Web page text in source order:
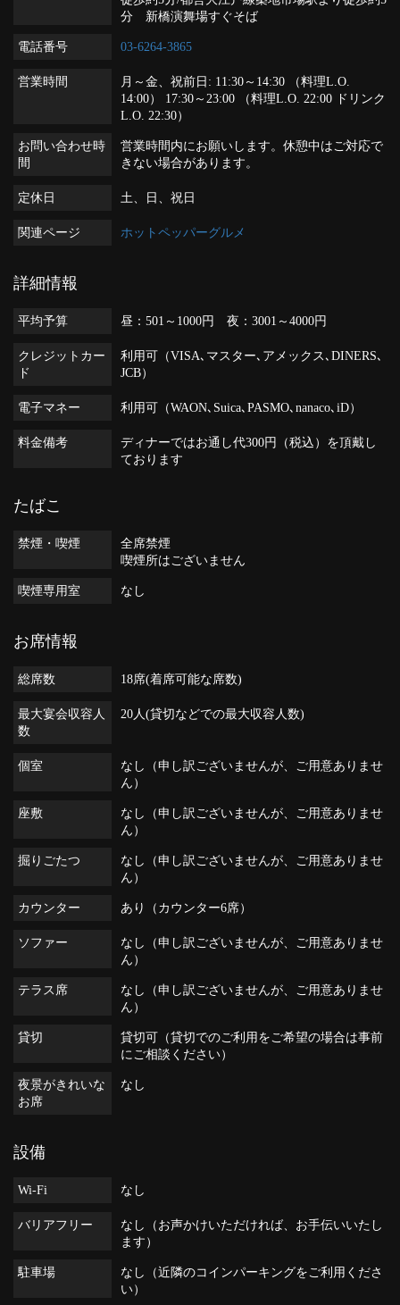
分 新橋演舞場すぐそば
電話番号 03-6264-3865
営業時間
月～金、祝前日: 11:30～14:30 （料理L.O.
14:00） 17:30～23:00 （料理L.O. 22:00 ドリンク
L.O. 22:30）
お問い合わせ時
間
営業時間内にお願いします。休憩中はご対応で
きない場合があります。
定休日 土、日、祝日
関連ページ ホットペッパーグルメ
詳細情報
平均予算 昼：501～1000円 夜：3001～4000円
クレジットカー
ド
利用可（VISA､マスター､アメックス､DINERS､
JCB）
電子マネー 利用可（WAON､Suica､PASMO､nanaco､iD）
料金備考
ディナーではお通し代300円（税込）を頂戴し
ております
たばこ
禁煙・喫煙
全席禁煙
喫煙所はございません
喫煙専用室 なし
お席情報
総席数 18席(着席可能な席数)
最大宴会収容人
数
20人(貸切などでの最大収容人数)
個室
なし（申し訳ございませんが、ご用意ありませ
ん）
座敷
なし（申し訳ございませんが、ご用意ありませ
ん）
掘りごたつ
なし（申し訳ございませんが、ご用意ありませ
ん）
カウンター あり（カウンター6席）
ソファー
なし（申し訳ございませんが、ご用意ありませ
ん）
テラス席
なし（申し訳ございませんが、ご用意ありませ
ん）
貸切
貸切可（貸切でのご利用をご希望の場合は事前
にご相談ください）
夜景がきれいな
お席
なし
設備
Wi-Fi なし
バリアフリー
なし（お声かけいただければ、お手伝いいたし
ます）
駐車場
なし（近隣のコインパーキングをご利用くださ
い）